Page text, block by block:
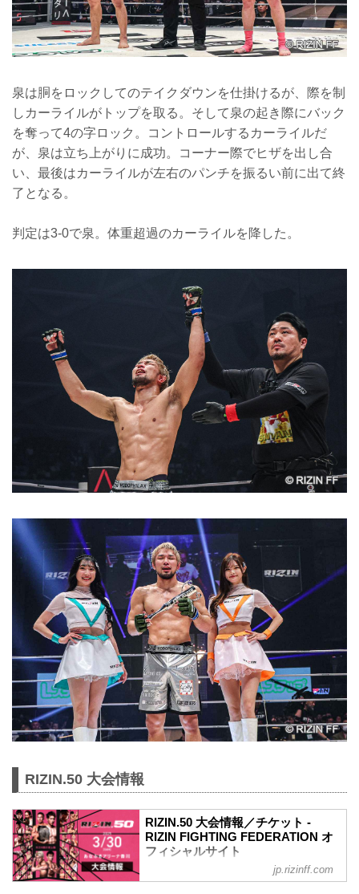
泉は胴をロックしてのテイクダウンを仕掛けるが、際を制
しカーライルがトップを取る。そして泉の起き際にバック
を奪って4の字ロック。コントロールするカーライルだ
が、泉は立ち上がりに成功。コーナー際でヒザを出し合
い、最後はカーライルが左右のパンチを振るい前に出て終
了となる。
判定は3-0で泉。体重超過のカーライルを降した。
RIZIN.50 大会情報
RIZIN.50 大会情報／チケット -
RIZIN FIGHTING FEDERATION オ
フィシャルサイト
jp.rizinff.com